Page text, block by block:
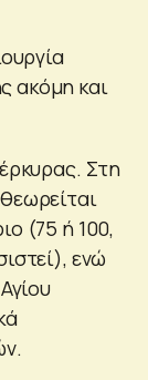
ακόμη και
Στη
(75 ή 100,
ενώ